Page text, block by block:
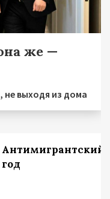
же —
не выходя из дома
Антимигрантский
год